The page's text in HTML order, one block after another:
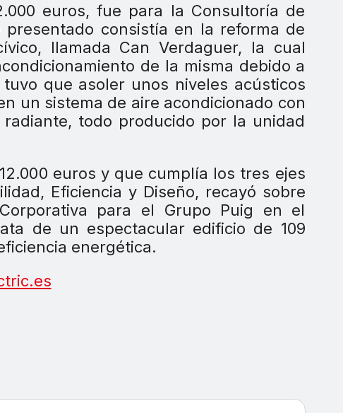
euros, fue para la Consultoría de
consistía en la reforma de
llamada Can Verdaguer, la cual
de la misma debido a
que asoler unos niveles acústicos
un sistema de aire acondicionado con
todo producido por la unidad
euros y que cumplía los tres ejes
Eficiencia y Diseño, recayó sobre
para el Grupo Puig en el
de un espectacular edificio de 109
energética.